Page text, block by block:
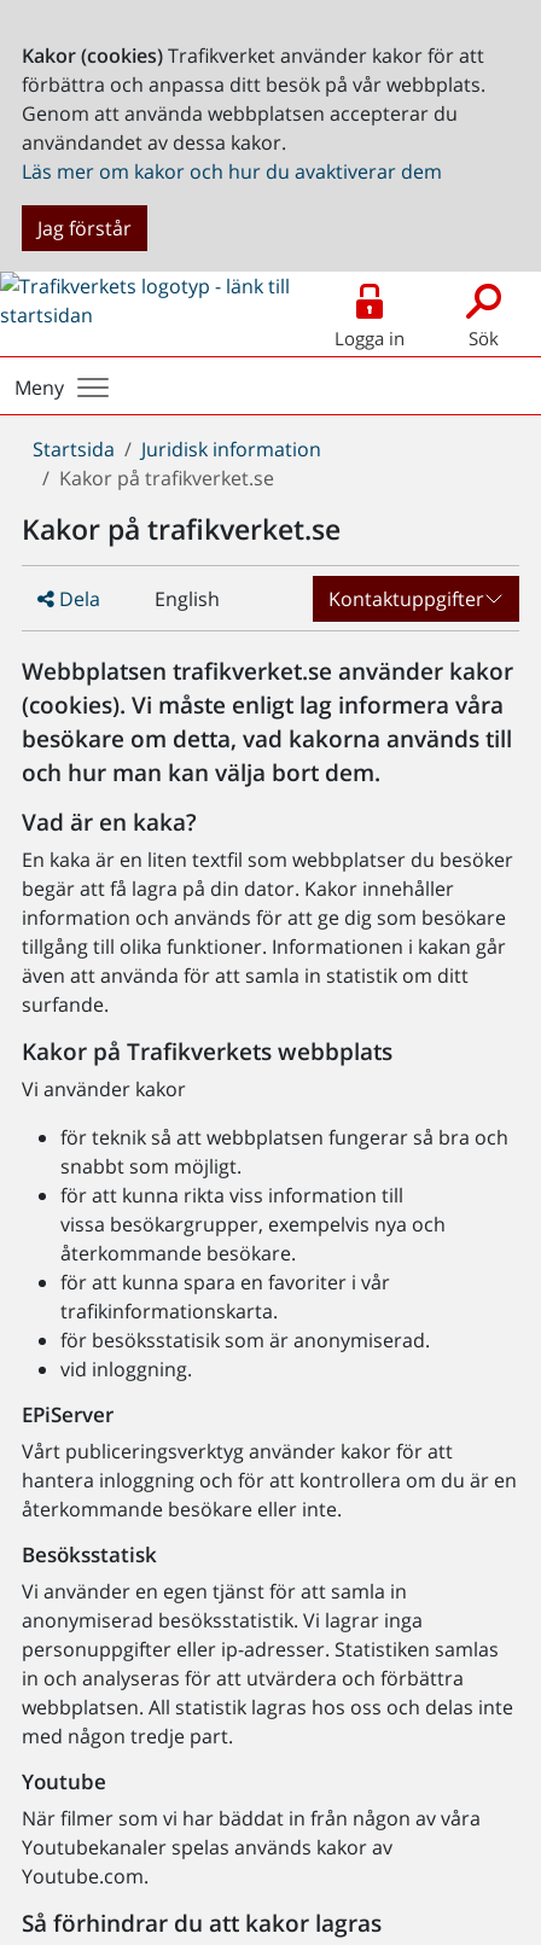
Kakor (cookies)Trafikverket använder kakor för att
förbättra och anpassa ditt besök på vår webbplats.
Genom att använda webbplatsen accepterar du
användandet av dessa kakor.
Läs mer om kakor och hur du avaktiverar dem
Jag förstår
Logga in Sök
Meny
Du
är
Startsida
Juridisk information
Kakor på trafikverket.se
Kakor på trafikverket.se
Dela English Kontaktuppgifter
Webbplatsen trafikverket.se använder kakor
(cookies). Vi måste enligt lag informera våra
besökare om detta, vad kakorna används till
och hur man kan välja bort dem.
Vad är en kaka?
En kaka är en liten textfil som webbplatser du besöker
begär att få lagra på din dator. Kakor innehåller
information och används för att ge dig som besökare
tillgång till olika funktioner. Informationen i kakan går
även att använda för att samla in statistik om ditt
surfande.
Kakor på Trafikverkets webbplats
Vi använder kakor
för teknik så att webbplatsen fungerar så bra och
snabbt som möjligt.
för att kunna rikta viss information till
vissa besökargrupper, exempelvis nya och
återkommande besökare.
för att kunna spara en favoriter i vår
trafikinformationskarta.
för besöksstatisik som är anonymiserad.
vid inloggning.
EPiServer
Vårt publiceringsverktyg använder kakor för att
hantera inloggning och för att kontrollera om du är en
återkommande besökare eller inte.
Besöksstatisk
Vi använder en egen tjänst för att samla in
anonymiserad besöksstatistik. Vi lagrar inga
personuppgifter eller ip-adresser. Statistiken samlas
in och analyseras för att utvärdera och förbättra
webbplatsen. All statistik lagras hos oss och delas inte
med någon tredje part.
Youtube
När filmer som vi har bäddat in från någon av våra
Youtubekanaler spelas används kakor av
Youtube.com.
Så förhindrar du att kakor lagras